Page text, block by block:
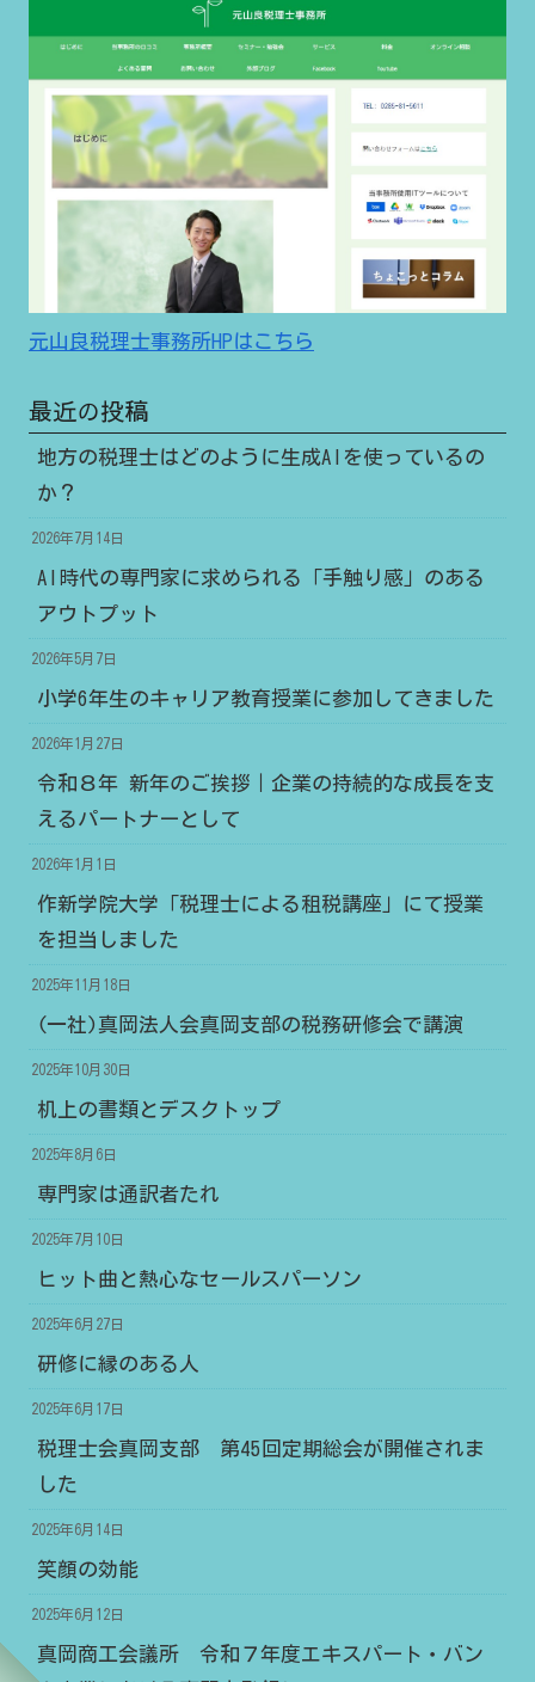
元山良税理士事務所HPはこちら
最近の投稿
地方の税理士はどのように生成AIを使っているの
か？
2026年7月14日
AI時代の専門家に求められる「手触り感」のある
アウトプット
2026年5月7日
小学6年生のキャリア教育授業に参加してきました
2026年1月27日
令和８年 新年のご挨拶｜企業の持続的な成長を支
えるパートナーとして
2026年1月1日
作新学院大学「税理士による租税講座」にて授業
を担当しました
2025年11月18日
(一社)真岡法人会真岡支部の税務研修会で講演
2025年10月30日
机上の書類とデスクトップ
2025年8月6日
専門家は通訳者たれ
2025年7月10日
ヒット曲と熱心なセールスパーソン
2025年6月27日
研修に縁のある人
2025年6月17日
税理士会真岡支部 第45回定期総会が開催されま
した
2025年6月14日
笑顔の効能
2025年6月12日
真岡商工会議所 令和７年度エキスパート・バン